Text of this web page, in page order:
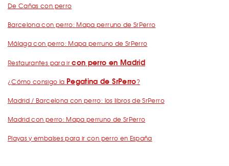
De Cañas con perro
Barcelona con perro: Mapa perruno de SrPerro
Málaga con perro: Mapa perruno de SrPerro
Restaurantes para ircon perro en Madrid
¿Cómo consigo la Pegatina de SrPerro?
Madrid / Barcelona con perro: los libros de SrPerro
Madrid con perro: Mapa perruno de SrPerro
Playas y embalses para ir con perro en España